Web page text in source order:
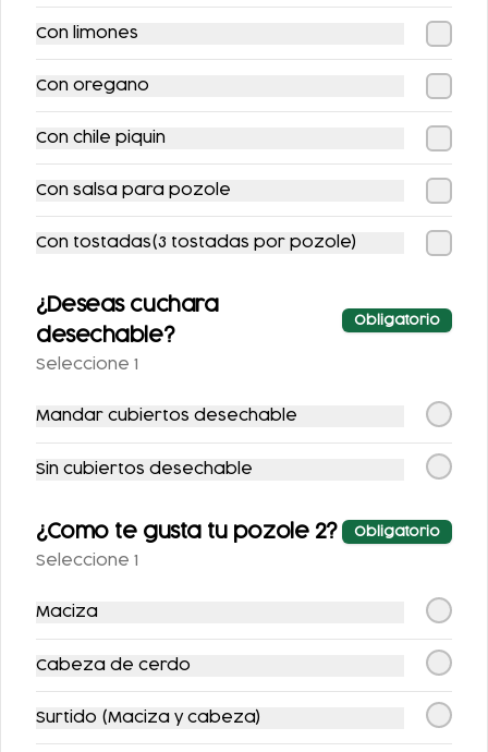
REFRESCO
$149.00
-32%
$84.00
$124.00
-19%
ENCHILADAS
$166.00
-14%
COMBO TOÑO
-19%
(POLLO)
Con limones
Con oregano
Con chile piquin
Con salsa para pozole
Con tostadas(3 tostadas por pozole)
¿Deseas cuchara
desechable?
Obligatorio
Seleccione 1
Mandar cubiertos desechable
Sin cubiertos desechable
¿Como te gusta tu pozole 2? Obligatorio
Seleccione 1
Maciza
Cabeza de cerdo
Surtido (Maciza y cabeza)